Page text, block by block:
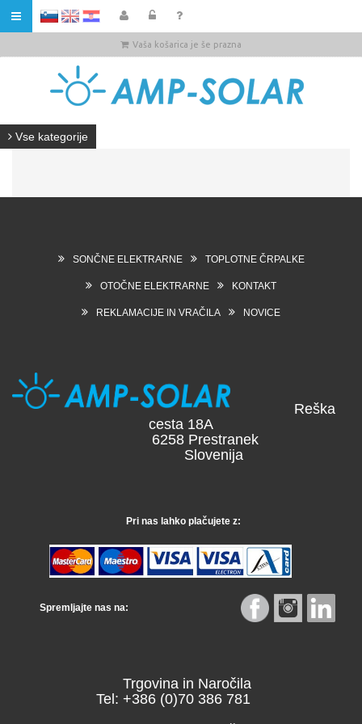
HR
Vaša košarica je še prazna
Vse kategorije
SONČNE ELEKTRARNE TOPLOTNE ČRPALKE
OTOČNE ELEKTRARNE KONTAKT
REKLAMACIJE IN VRAČILA NOVICE
Reška
cesta 18A
6258 Prestranek
Slovenija
Pri nas lahko plačujete z:
Spremljajte nas na:
Trgovina in Naročila
Tel: +386 (0)70 386 781